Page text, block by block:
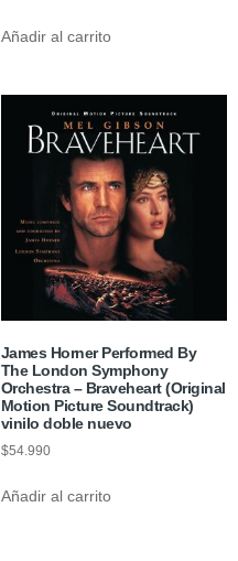
Añadir al carrito
James Horner Performed By
The London Symphony
Orchestra – Braveheart (Original
Motion Picture Soundtrack)
vinilo doble nuevo
$54.990
Añadir al carrito